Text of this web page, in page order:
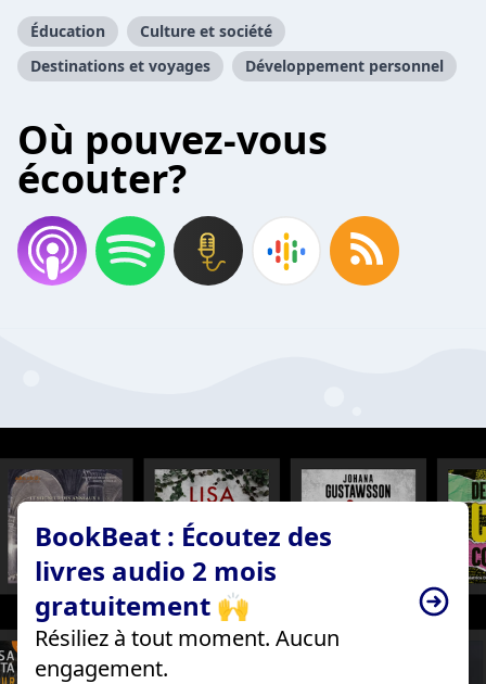
Éducation
Culture et société
Destinations et voyages
Développement personnel
Où pouvez-vous
écouter?
BookBeat : Écoutez des
livres audio 2 mois
gratuitement 🙌
Résiliez à tout moment. Aucun
engagement.